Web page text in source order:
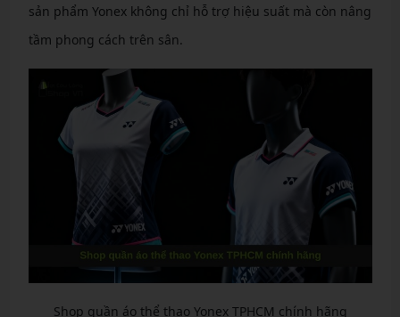
sản phẩm Yonex không chỉ hỗ trợ hiệu suất mà còn nâng
tầm phong cách trên sân.
Shop quần áo thể thao Yonex TPHCM chính hãng